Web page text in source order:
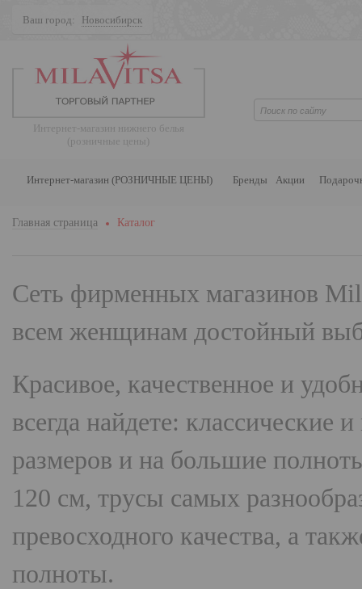
Ваш город: Новосибирск
Интернет-магазин нижнего белья
(розничные цены)
Интернет-магазин (РОЗНИЧНЫЕ ЦЕНЫ) Бренды Акции
Главная страница Каталог
Сеть фирменных магазинов
всем женщинам достойный
Красивое, качественное и
всегда найдете:
размеров и на большие
120 см, трусы самых
превосходного качества, а
полноты.